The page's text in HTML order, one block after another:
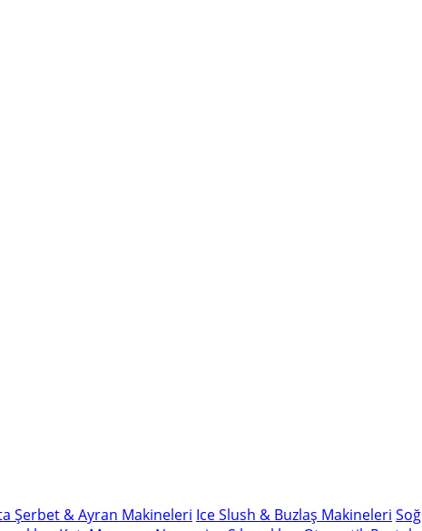
Şerbet & Ayran Makineleri Ice Slush & Buzlaş Makineleri